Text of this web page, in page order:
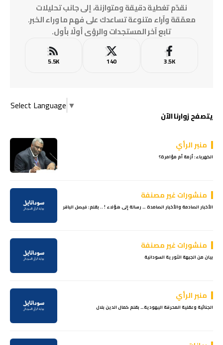
نقدّم تغطية دقيقة ومتوازنة، إلى جانب تحليلات
معمّقة وآراء متنوعة تساعدك على فهم ما وراء الخبر.
تابع آخر المستجدات والرؤى أولًا بأول.
3.5K
140
5.5K
Select Language ▼
يتصفح زوارنا الآن
منبر الرأي
الكهرباء: أزمة أم مؤامرة؟
منشورات غير مصنفة
الأخبار الصادمة والأخبار الصامدة … رسالة إلى هؤلاء ! .. بقلم: فيصل الباقر
منشورات غير مصنفة
بيان من الجبهة الثورية السودانية
منبر الرأي
الجنائية وعقلية المحرقة اليهودية… بقلم كمال الدين بلال